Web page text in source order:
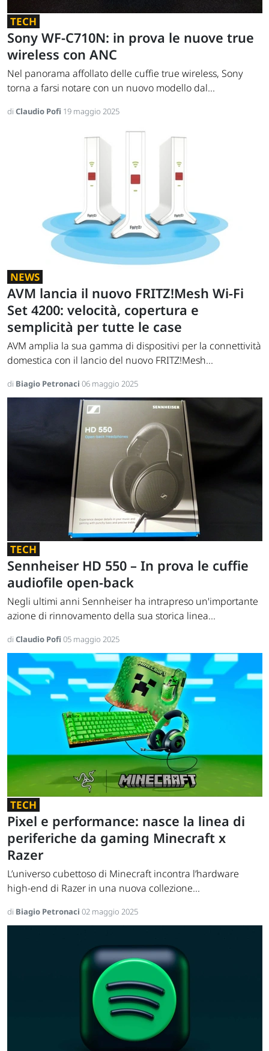
TECH
Sony WF-C710N: in prova le nuove true
wireless con ANC
Nel panorama affollato delle cuffie true wireless, Sony
torna a farsi notare con un nuovo modello dal...
di Claudio Pofi 19 maggio 2025
NEWS
AVM lancia il nuovo FRITZ!Mesh Wi-Fi
Set 4200: velocità, copertura e
semplicità per tutte le case
AVM amplia la sua gamma di dispositivi per la connettività
domestica con il lancio del nuovo FRITZ!Mesh...
di Biagio Petronaci 06 maggio 2025
TECH
Sennheiser HD 550 – In prova le cuffie
audiofile open-back
Negli ultimi anni Sennheiser ha intrapreso un'importante
azione di rinnovamento della sua storica linea...
di Claudio Pofi 05 maggio 2025
TECH
Pixel e performance: nasce la linea di
periferiche da gaming Minecraft x
Razer
L’universo cubettoso di Minecraft incontra l’hardware
high-end di Razer in una nuova collezione...
di Biagio Petronaci 02 maggio 2025